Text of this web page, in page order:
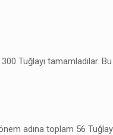
Tuğlayı tamamladılar.
adına toplam 56